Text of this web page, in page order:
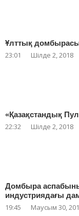
Ұлттық
23:01 Шілде 2, 2018
«Қазақстандық
22:32 Шілде 2, 2018
Домбыра
индустриядағы
19:45 Маусым 30,